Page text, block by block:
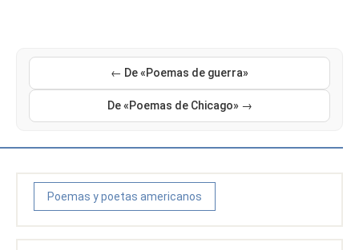
← De «Poemas de guerra»
De «Poemas de Chicago» →
Poemas y poetas americanos